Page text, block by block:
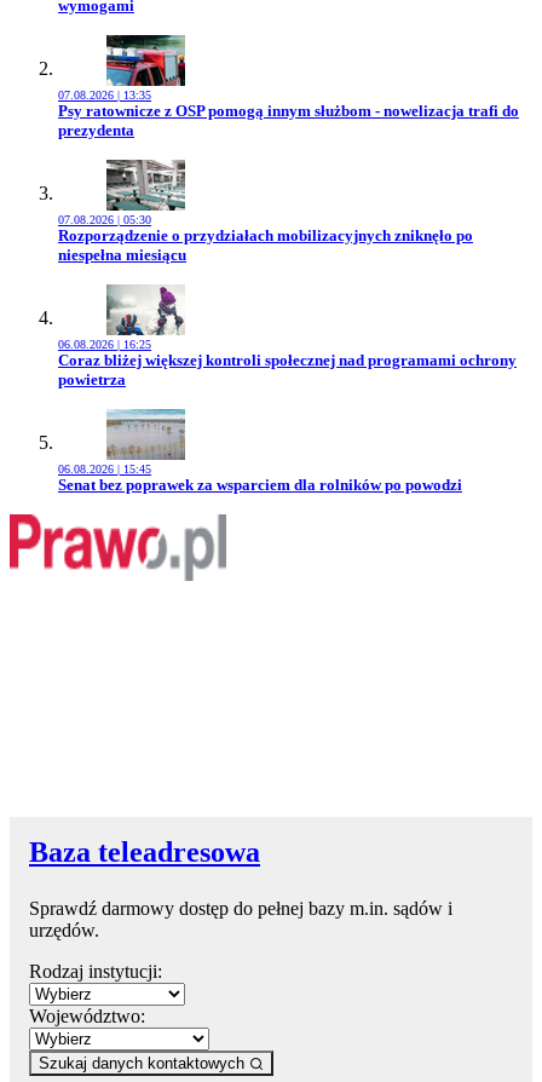
wymogami
07.08.2026 | 13:35
Przejdź do artykułu:
Psy ratownicze z OSP pomogą innym służbom - nowelizacja trafi do
prezydenta
07.08.2026 | 05:30
Przejdź do artykułu:
Rozporządzenie o przydziałach mobilizacyjnych zniknęło po
niespełna miesiącu
06.08.2026 | 16:25
Przejdź do artykułu:
Coraz bliżej większej kontroli społecznej nad programami ochrony
powietrza
06.08.2026 | 15:45
Przejdź do artykułu:
Senat bez poprawek za wsparciem dla rolników po powodzi
Baza teleadresowa
Sprawdź darmowy dostęp do pełnej bazy m.in. sądów i
urzędów.
Rodzaj instytucji:
Województwo:
Szukaj danych kontaktowych